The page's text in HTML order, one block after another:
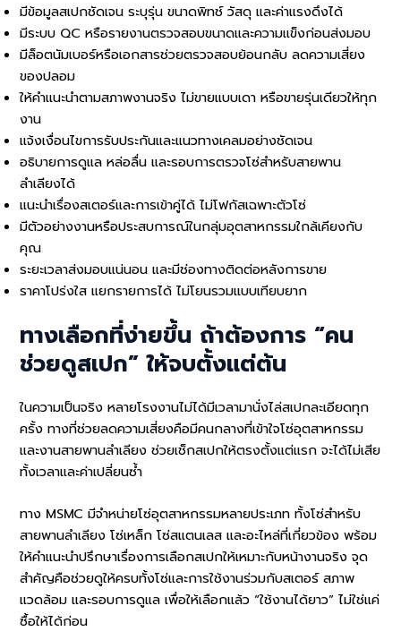
มีข้อมูลสเปกชัดเจน ระบุรุ่น ขนาดพิทช์ วัสดุ และค่าแรงดึงได้
มีระบบ QC หรือรายงานตรวจสอบขนาดและความแข็งก่อนส่งมอบ
มีล็อตนัมเบอร์หรือเอกสารช่วยตรวจสอบย้อนกลับ ลดความเสี่ยง
ของปลอม
ให้คำแนะนำตามสภาพงานจริง ไม่ขายแบบเดา หรือขายรุ่นเดียวให้ทุก
งาน
แจ้งเงื่อนไขการรับประกันและแนวทางเคลมอย่างชัดเจน
อธิบายการดูแล หล่อลื่น และรอบการตรวจโซ่สำหรับสายพาน
ลำเลียงได้
แนะนำเรื่องสเตอร์และการเข้าคู่ได้ ไม่โฟกัสเฉพาะตัวโซ่
มีตัวอย่างงานหรือประสบการณ์ในกลุ่มอุตสาหกรรมใกล้เคียงกับ
คุณ
ระยะเวลาส่งมอบแน่นอน และมีช่องทางติดต่อหลังการขาย
ราคาโปร่งใส แยกรายการได้ ไม่โยนรวมแบบเทียบยาก
ทางเลือกที่ง่ายขึ้น ถ้าต้องการ “คน
ช่วยดูสเปก” ให้จบตั้งแต่ต้น
ในความเป็นจริง หลายโรงงานไม่ได้มีเวลามานั่งไล่สเปกละเอียดทุก
ครั้ง ทางที่ช่วยลดความเสี่ยงคือมีคนกลางที่เข้าใจโซ่อุตสาหกรรม
และงานสายพานลำเลียง ช่วยเช็กสเปกให้ตรงตั้งแต่แรก จะได้ไม่เสีย
ทั้งเวลาและค่าเปลี่ยนซ้ำ
ทาง MSMC มีจำหน่ายโซ่อุตสาหกรรมหลายประเภท ทั้งโซ่สำหรับ
สายพานลำเลียง โซ่เหล็ก โซ่สแตนเลส และอะไหล่ที่เกี่ยวข้อง พร้อม
ให้คำแนะนำปรึกษาเรื่องการเลือกสเปกให้เหมาะกับหน้างานจริง จุด
สำคัญคือช่วยดูให้ครบทั้งโซ่และการใช้งานร่วมกับสเตอร์ สภาพ
แวดล้อม และรอบการดูแล เพื่อให้เลือกแล้ว “ใช้งานได้ยาว” ไม่ใช่แค่
ซื้อให้ได้ก่อน